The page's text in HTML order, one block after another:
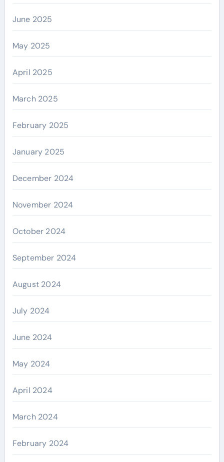
June 2025
May 2025
April 2025
March 2025
February 2025
January 2025
December 2024
November 2024
October 2024
September 2024
August 2024
July 2024
June 2024
May 2024
April 2024
March 2024
February 2024